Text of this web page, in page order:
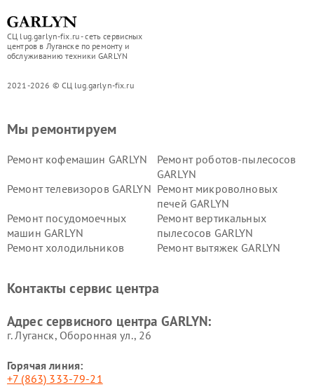
СЦ lug.garlyn-fix.ru - сеть сервисных
центров в Луганске по ремонту и
обслуживанию техники GARLYN
2021-2026 © СЦ lug.garlyn-fix.ru
Мы ремонтируем
Ремонт кофемашин GARLYN
Ремонт роботов-пылесосов
GARLYN
Ремонт телевизоров GARLYN Ремонт микроволновых
печей GARLYN
Ремонт посудомоечных
машин GARLYN
Ремонт вертикальных
пылесосов GARLYN
Ремонт холодильников
Ремонт вытяжек GARLYN
стеклоочистителей GARLYN
GARLYN
GARLYN
Контакты сервис центра
Адрес сервисного центра GARLYN:
г. Луганск, Оборонная ул., 26
Горячая линия:
+7 (863) 333-79-21